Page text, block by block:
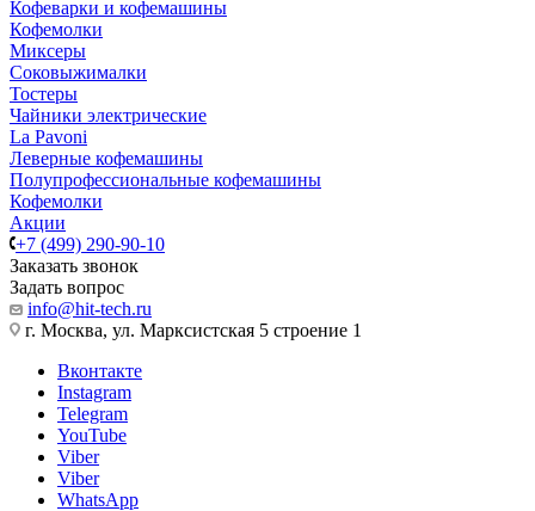
Кофеварки и кофемашины
Кофемолки
Миксеры
Соковыжималки
Тостеры
Чайники электрические
La Pavoni
Леверные кофемашины
Полупрофессиональные кофемашины
Кофемолки
Акции
+7 (499) 290-90-10
Заказать звонок
Задать вопрос
info@hit-tech.ru
г. Москва, ул. Марксистская 5 строение 1
Вконтакте
Instagram
Telegram
YouTube
Viber
Viber
WhatsApp